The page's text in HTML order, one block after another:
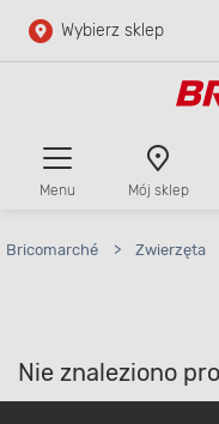
Przejdź do głównej
Wybierz sklep
Menu Mój sklep
Bricomarché > Zwierzęta
Nie znaleziono